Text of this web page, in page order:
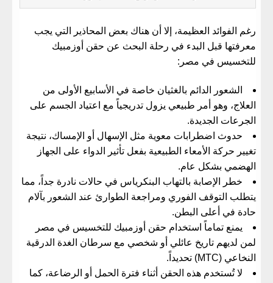
​رغم الفوائد العظيمة، إلا أن هناك بعض المحاذير التي يجب
معرفتها قبل البدء في رحلة البحث عن حقن أوزمبيك
للتخسيس في مصر :
​الشعور الدائم بالغثيان خاصة في الأسابيع الأولى من
العلاج، وهو أمر طبيعي يزول تدريجياً مع اعتياد الجسم على
الجرعات الجديدة.
​حدوث اضطرابات معوية مثل الإسهال أو الإمساك، نتيجة
تغيير حركة الأمعاء الطبيعية بفعل تأثير الدواء على الجهاز
الهضمي بشكل عام.
​خطر الإصابة بالتهاب البنكرياس في حالات نادرة جداً، مما
يتطلب التوقف الفوري ومراجعة الطوارئ عند الشعور بآلام
حادة في أعلى البطن.
​يمنع تماماً استخدام حقن أوزمبيك للتخسيس في مصر
لمن لديهم تاريخ عائلي أو شخصي مع سرطان الغدة الدرقية
النخاعي (MTC) تحديداً.
​لا تُستخدم هذه الحقن أثناء فترة الحمل أو الرضاعة، كما